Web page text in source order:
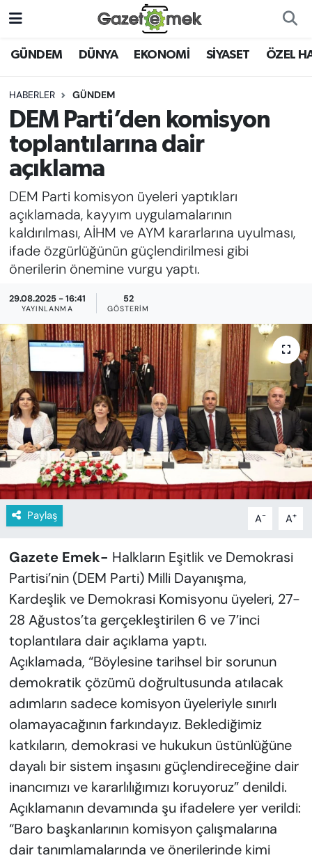
GÜNDEM DÜNYA EKONOMİ SİYASET ÖZEL
HABERLER GÜNDEM
DEM Parti’den komisyon
toplantılarına dair
açıklama
DEM Parti komisyon üyeleri yaptıkları
açıklamada, kayyım uygulamalarının
kaldırılması, AİHM ve AYM kararlarına uyulması,
ifade özgürlüğünün güçlendirilmesi gibi
önerilerin önemine vurgu yaptı.
29.08.2025 - 16:41
YAYINLANMA
52
GÖSTERIM
Paylaş A- A+
Gazete Emek- Halkların Eşitlik ve Demokrasi
Partisi’nin (DEM Parti) Milli Dayanışma,
Kardeşlik ve Demokrasi Komisyonu üyeleri, 27-
28 Ağustos’ta gerçekleştirilen 6 ve 7’inci
toplantılara dair açıklama yaptı.
Açıklamada, “Böylesine tarihsel bir sorunun
demokratik çözümü doğrultusunda atılacak
adımların sadece komisyon üyeleriyle sınırlı
olamayacağının farkındayız. Beklediğimiz
katkıların, demokrasi ve hukukun üstünlüğüne
dayalı bir sistem inşasını güçlendireceğine dair
inancımızı ve kararlılığımızı koruyoruz” denildi.
Açıklamanın devamında şu ifadelere yer verildi:
“Baro başkanlarının komisyon çalışmalarına
dair tanımlamalarında ve önerilerinde kimi
DÜNYA
EKONOMİ
EMEK HABERLERİ
YENİ MEDYADA EMEK
GAZETECİLİĞİNİ GELİŞTİRMEK
FAYDALI BİLGİLER
GÜNDEM
SPOR
KÜLTÜR-SANAT
MAGAZİN
ÖZEL HABER
YAZAR KÖŞESİ
SİYASET
VAN VE DİYARBAKIR HABERLERİ
Nöbetçi Eczaneler
Hava Durumu
İstanbul Namaz Vakitleri
Trafik Durumu
Süper Lig Puan Durumu ve Fikstür
Tüm Manşetler
Son Dakika Haberleri
Haber Arşivi